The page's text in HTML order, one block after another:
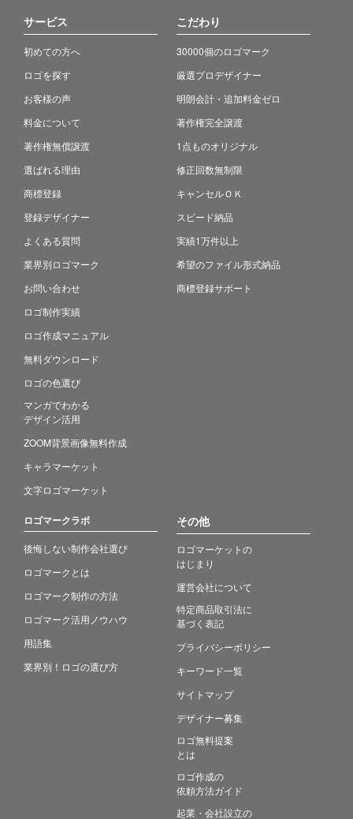
サービス
初めての方へ
ロゴを探す
お客様の声
料金について
著作権無償譲渡
選ばれる理由
商標登録
登録デザイナー
よくある質問
業界別ロゴマーク
お問い合わせ
ロゴ制作実績
ロゴ作成マニュアル
無料ダウンロード
ロゴの色選び
マンガでわかる
デザイン活用
ZOOM背景画像無料作成
キャラマーケット
文字ロゴマーケット
こだわり
30000個のロゴマーク
厳選プロデザイナー
明朗会計・追加料金ゼロ
著作権完全譲渡
1点ものオリジナル
修正回数無制限
キャンセルＯＫ
スピード納品
実績1万件以上
希望のファイル形式納品
商標登録サポート
ロゴマークラボ
後悔しない制作会社選び
ロゴマークとは
ロゴマーク制作の方法
ロゴマーク活用ノウハウ
用語集
業界別！ロゴの選び方
その他
ロゴマーケットの
はじまり
運営会社について
特定商品取引法に
基づく表記
プライバシーポリシー
キーワード一覧
サイトマップ
デザイナー募集
ロゴ無料提案
とは
ロゴ作成の
依頼方法ガイド
起業・会社設立の